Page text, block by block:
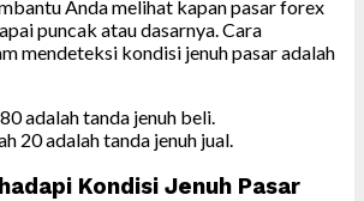
Anda melihat kapan pasar forex
puncak atau dasarnya. Cara
mendeteksi kondisi jenuh pasar adalah
adalah tanda jenuh beli.
20 adalah tanda jenuh jual.
Kondisi Jenuh Pasar